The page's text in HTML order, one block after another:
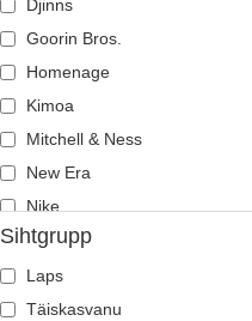
Djinns
Goorin Bros.
Homenage
Kimoa
Mitchell & Ness
New Era
Nike
Polo Ralph Lauren
Wheels And Waves
Sihtgrupp
Laps
Täiskasvanu